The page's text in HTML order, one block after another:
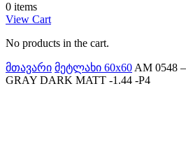
0 items
View Cart
No products in the cart.
მთავარი მეტლახი 60x60 AM 0548
GRAY DARK MATT -1.44 -P4